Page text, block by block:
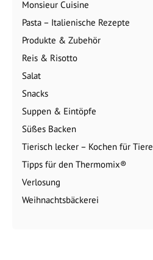
Monsieur Cuisine
Pasta – Italienische Rezepte
Produkte & Zubehör
Reis & Risotto
Salat
Snacks
Suppen & Eintöpfe
Süßes Backen
Tierisch lecker – Kochen für Tiere
Tipps für den Thermomix®
Verlosung
Weihnachtsbäckerei